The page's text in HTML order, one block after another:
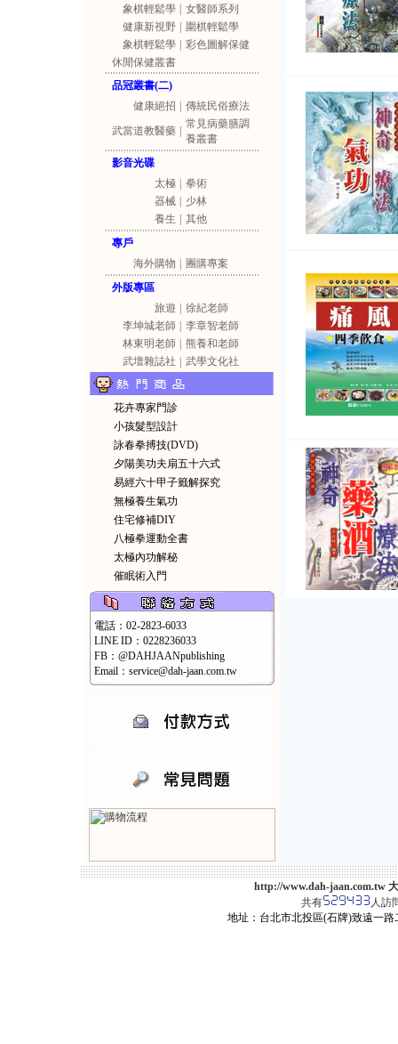
象棋輕鬆學
女醫師系列
健康新視野
圍棋輕鬆學
象棋輕鬆學
彩色圖解保健
休閒保健叢書
品冠叢書(二)
健康絕招
傳統民俗療法
武當道教醫藥
常見病藥膳調
養叢書
影音光碟
太極
拳術
器械
少林
養生
其他
專戶
海外購物
團購專案
外版專區
旅遊
徐紀老師
李坤城老師
李章智老師
林東明老師
熊養和老師
武壇雜誌社
武學文化社
花卉專家門診
小孩髮型設計
詠春拳搏技(DVD)
夕陽美功夫扇五十六式
易經六十甲子籤解探究
無極養生氣功
住宅修補DIY
八極拳運動全書
太極內功解秘
催眠術入門
電話：02-2823-6033
LINE ID：0228236033
FB：@DAHJAANpublishing
Email：service@dah-jaan.com.tw
http://www.dah-jaan.com.tw
共有
人訪
地址：台北市北投區(石牌)致遠一路